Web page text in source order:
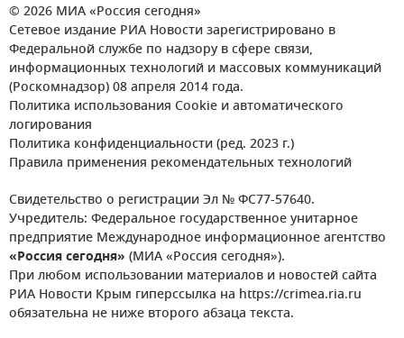
© 2026 МИА «Россия сегодня»
Сетевое издание РИА Новости зарегистрировано в
Федеральной службе по надзору в сфере связи,
информационных технологий и массовых коммуникаций
(Роскомнадзор) 08 апреля 2014 года.
Политика использования Cookie и автоматического
логирования
Политика конфиденциальности (ред. 2023 г.)
Правила применения рекомендательных технологий
Свидетельство о регистрации Эл № ФС77-57640.
Учредитель: Федеральное государственное унитарное
предприятие Международное информационное агентство
«Россия сегодня» (МИА «Россия сегодня»).
При любом использовании материалов и новостей сайта
РИА Новости Крым гиперссылка на https://crimea.ria.ru
обязательна не ниже второго абзаца текста.